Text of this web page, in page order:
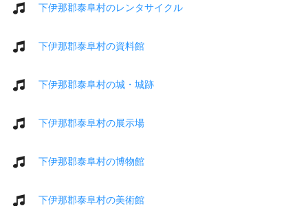
下伊那郡泰阜村のレンタサイクル
下伊那郡泰阜村の資料館
下伊那郡泰阜村の城・城跡
下伊那郡泰阜村の展示場
下伊那郡泰阜村の博物館
下伊那郡泰阜村の美術館